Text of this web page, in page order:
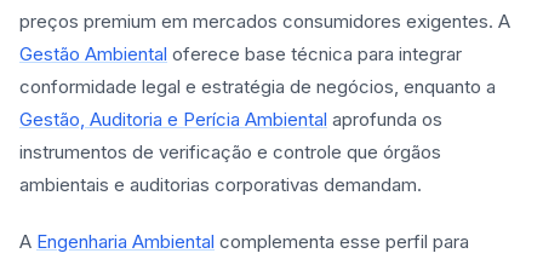
preços premium em mercados consumidores exigentes. A
Gestão Ambiental oferece base técnica para integrar
conformidade legal e estratégia de negócios, enquanto a
Gestão, Auditoria e Perícia Ambiental aprofunda os
instrumentos de verificação e controle que órgãos
ambientais e auditorias corporativas demandam.
A Engenharia Ambiental complementa esse perfil para